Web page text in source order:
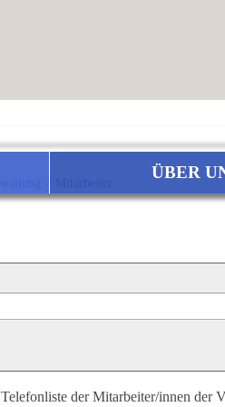
ÜBER
Telefonliste der Mitarbeiter/innen der